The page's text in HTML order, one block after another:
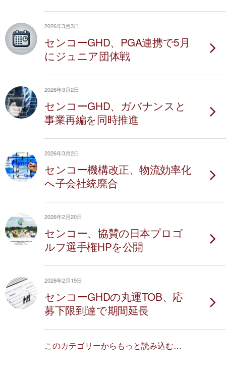
2026年3月3日
センコーGHD、PGA連携で5月
にジュニア団体戦
2026年3月2日
センコーGHD、ガバナンスと
事業再編を同時推進
2026年3月2日
センコー機構改正、物流効率化
へ子会社統廃合
2026年2月20日
センコー、協賛の日本プロゴ
ルフ選手権HPを公開
2026年2月19日
センコーGHDの丸運TOB、応
募下限到達で期間延長
このカテゴリーからもっと読み込む…